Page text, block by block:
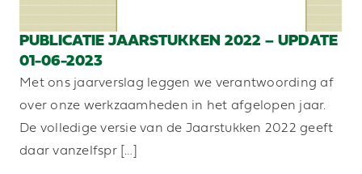
PUBLICATIE JAARSTUKKEN 2022 – UPDATE
01-06-2023
Met ons jaarverslag leggen we verantwoording af
over onze werkzaamheden in het afgelopen jaar.
De volledige versie van de Jaarstukken 2022 geeft
daar vanzelfspr […]